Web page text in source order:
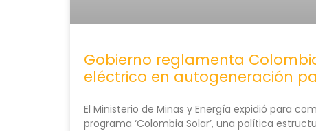
Gobierno reglamenta
eléctrico en autogeneración
El Ministerio de Minas y Energía expidió para
programa ‘Colombia Solar’, una política